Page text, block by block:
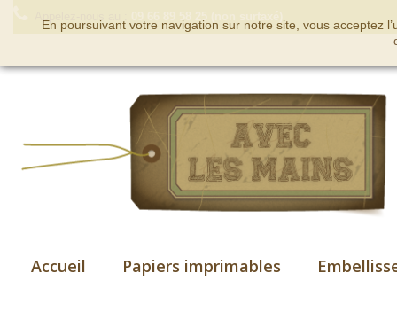
Accueil Papiers imprimables
En poursuivant votre navigation sur notre site, vous acceptez